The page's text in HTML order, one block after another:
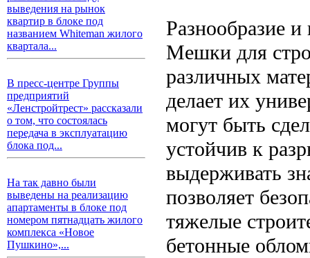
выведения на рынок
квартир в блоке под
названием Whiteman жилого
квартала...
В пресс-центре Группы
предприятий
«Ленстройтрест» рассказали
о том, что состоялась
передача в эксплуатацию
блока под...
На так давно были
выведены на реализацию
апартаменты в блоке под
номером пятнадцать жилого
комплекса «Новое
Пушкино»,...
Разнообразие и
Мешки для
различных
делает их
могут быть
устойчив к
выдерживать
позволяет
тяжелые
бетонные